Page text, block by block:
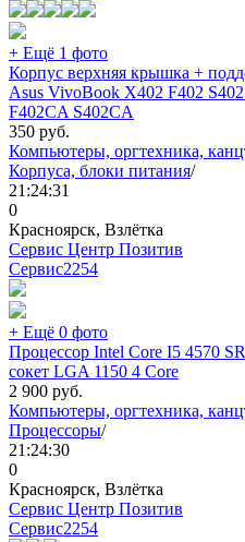
+ Ещё 1 фото
Корпус верхняя крышка +
Asus VivoBook X402 F402
F402CA S402CA
350 руб.
Компьютеры, оргтехника,
Корпуса, блоки питания/
21:24:31
0
Красноярск, Взлётка
Сервис Центр Позитив
Сервис2254
+ Ещё 0 фото
Процессор Intel Core I5 4570
сокет LGA 1150 4 Core
2 900 руб.
Компьютеры, оргтехника,
Процессоры/
21:24:30
0
Красноярск, Взлётка
Сервис Центр Позитив
Сервис2254